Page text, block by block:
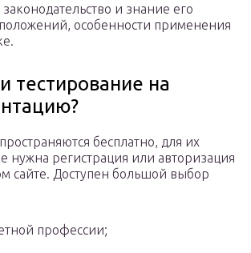
и знание его
особенности применения
тестирование на
бесплатно, для их
нужна регистрация или авторизация
сайте. Доступен большой выбор
профессии;